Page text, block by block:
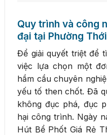
Quy trình và công
đại tại Phường
Để giải quyết triệt để
việc lựa chọn một
hầm cầu chuyên
yếu tố then chốt. Đã
không đục phá, đục
hại công trình. Ngày
Hút Bể Phốt Giá Rẻ